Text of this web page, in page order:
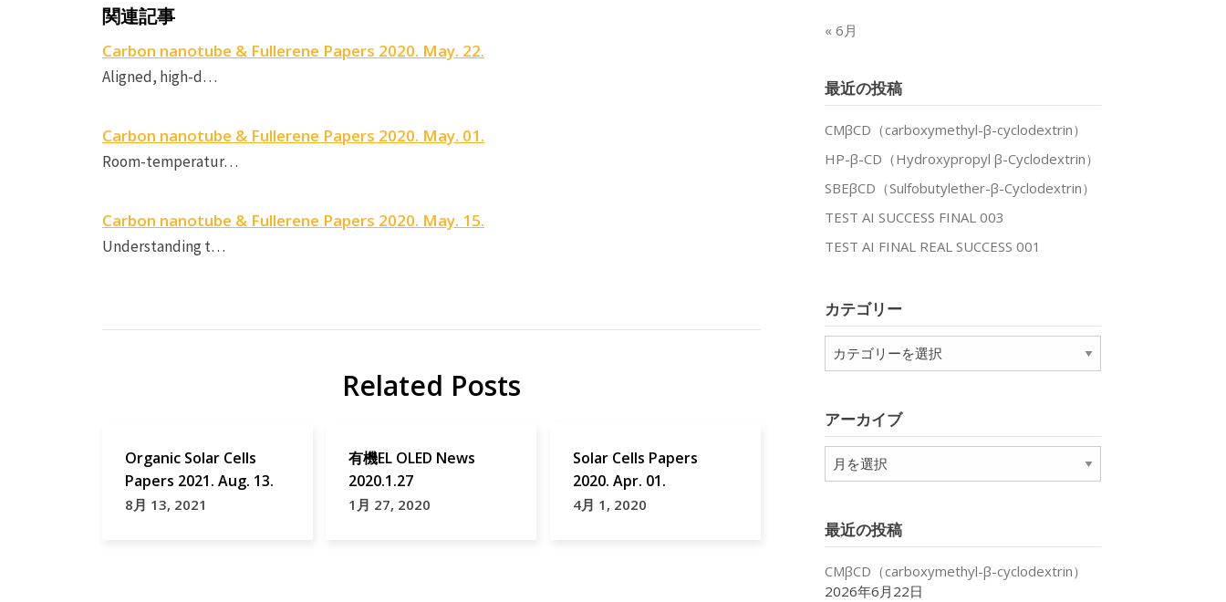
関連記事
Carbon nanotube & Fullerene Papers 2020. May. 22.
Aligned, high-d…
Carbon nanotube & Fullerene Papers 2020. May. 01.
Room-temperatur…
Carbon nanotube & Fullerene Papers 2020. May. 15.
Understanding t…
nanotubes
Related Posts
Organic Solar Cells
Papers 2021. Aug. 13.
8月 13, 2021
有機EL OLED News
2020.1.27
1月 27, 2020
Solar Cells Papers
2020. Apr. 01.
4月 1, 2020
« 6月
最近の投稿
CMβCD（carboxymethyl-β-cyclodextrin）
HP-β-CD（Hydroxypropyl β-Cyclodextrin）
SBEβCD（Sulfobutylether-β-Cyclodextrin）
TEST AI SUCCESS FINAL 003
TEST AI FINAL REAL SUCCESS 001
カテゴリー
テ
ー
アーカイブ
ア
ー
ブ
最近の投稿
CMβCD（carboxymethyl-β-cyclodextrin）
2026年6月22日